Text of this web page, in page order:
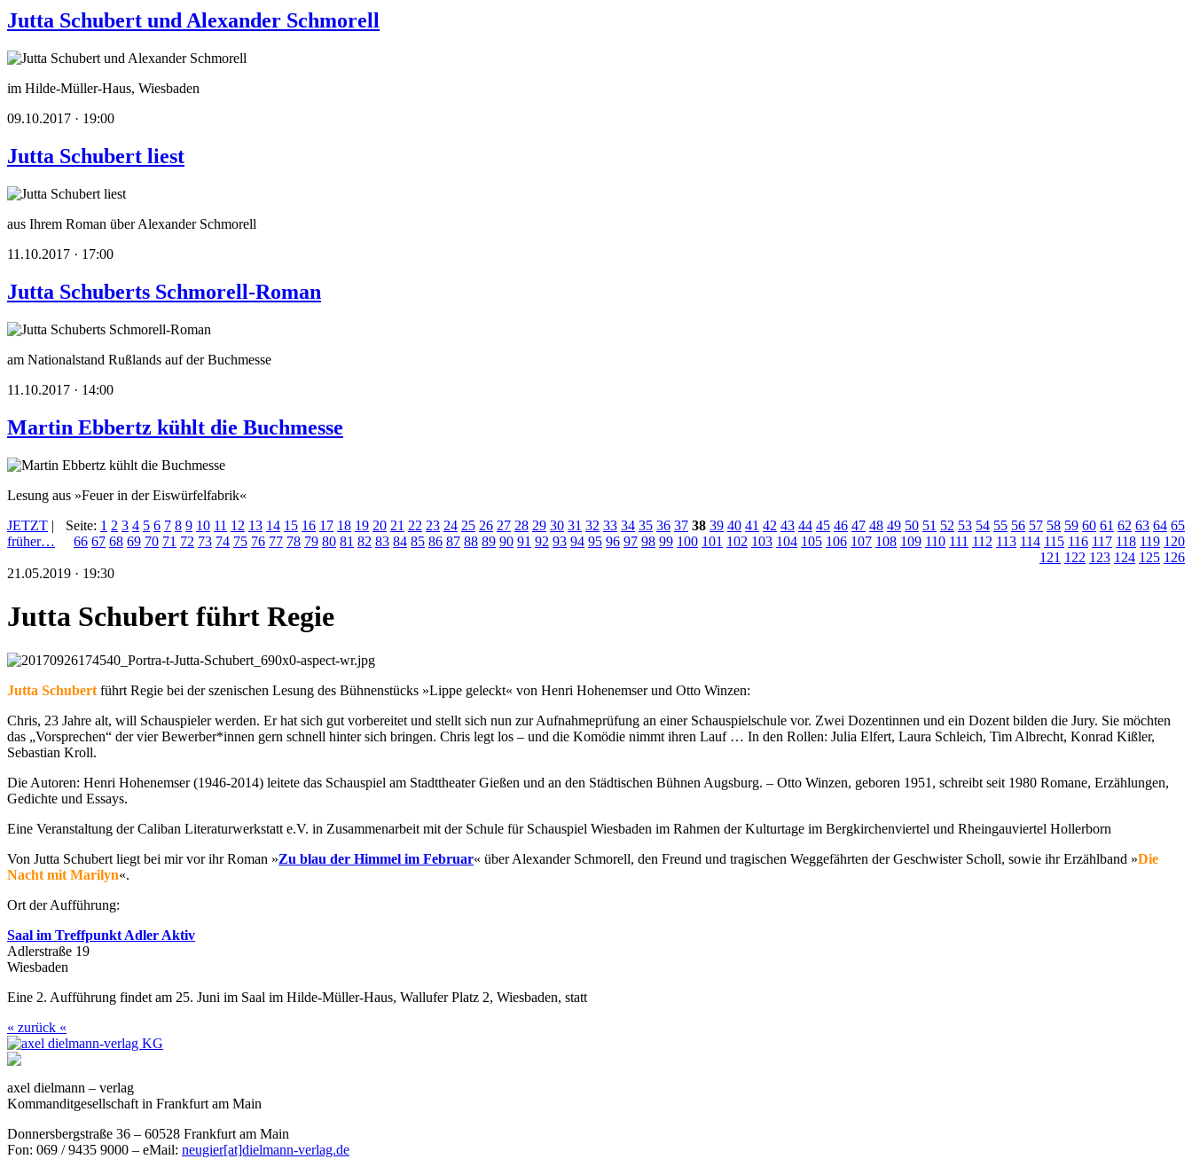
Jutta Schubert und Alexander Schmorell
im Hilde-Müller-Haus, Wiesbaden
09.10.2017 · 19:00
Jutta Schubert liest
aus Ihrem Roman über Alexander Schmorell
11.10.2017 · 17:00
Jutta Schuberts Schmorell-Roman
am Nationalstand Rußlands auf der Buchmesse
11.10.2017 · 14:00
Martin Ebbertz kühlt die Buchmesse
Lesung aus »Feuer in der Eiswürfelfabrik«
JETZT |
früher…
Seite: 1 2 3 4 5 6 7 8 9 10 11 12 13 14 15 16 17 18 19 20 21 22 23 24 25 26 27 28 29 30 31 32 33 34 35 36 37 38 39 40 41 42 43 44 45 46 47 48 49 50 51 52 53 54 55 56 57 58 59 60 61 62 63 64 65
66 67 68 69 70 71 72 73 74 75 76 77 78 79 80 81 82 83 84 85 86 87 88 89 90 91 92 93 94 95 96 97 98 99 100 101 102 103 104 105 106 107 108 109 110 111 112 113 114 115 116 117 118 119 120
121 122 123 124 125 126
21.05.2019 · 19:30
Jutta Schubert führt Regie
Jutta Schubert führt Regie bei der szenischen Lesung des Bühnenstücks »Lippe geleckt« von Henri Hohenemser und Otto Winzen:
Chris, 23 Jahre alt, will Schauspieler werden. Er hat sich gut vorbereitet und stellt sich nun zur Aufnahmeprüfung an einer Schauspielschule vor. Zwei Dozentinnen und ein Dozent bilden die Jury. Sie möchten
das „Vorsprechen“ der vier Bewerber*innen gern schnell hinter sich bringen. Chris legt los – und die Komödie nimmt ihren Lauf … In den Rollen: Julia Elfert, Laura Schleich, Tim Albrecht, Konrad Kißler,
Sebastian Kroll.
Die Autoren: Henri Hohenemser (1946-2014) leitete das Schauspiel am Stadttheater Gießen und an den Städtischen Bühnen Augsburg. – Otto Winzen, geboren 1951, schreibt seit 1980 Romane, Erzählungen,
Gedichte und Essays.
Eine Veranstaltung der Caliban Literaturwerkstatt e.V. in Zusammenarbeit mit der Schule für Schauspiel Wiesbaden im Rahmen der Kulturtage im Bergkirchenviertel und Rheingauviertel Hollerborn
Von Jutta Schubert liegt bei mir vor ihr Roman »Zu blau der Himmel im Februar« über Alexander Schmorell, den Freund und tragischen Weggefährten der Geschwister Scholl, sowie ihr Erzählband »Die
Nacht mit Marilyn«.
Ort der Aufführung:
Saal im Treffpunkt Adler Aktiv
Adlerstraße 19
Wiesbaden
Eine 2. Aufführung findet am 25. Juni im Saal im Hilde-Müller-Haus, Wallufer Platz 2, Wiesbaden, statt
« zurück «
axel dielmann – verlag
Kommanditgesellschaft in Frankfurt am Main
Donnersbergstraße 36 – 60528 Frankfurt am Main
Fon: 069 / 9435 9000 – eMail: neugier[at]dielmann-verlag.de